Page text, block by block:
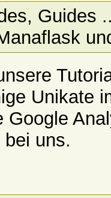
Guides
Unikate
Google
uns.